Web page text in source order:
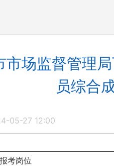
场监督管理
员综合
05-27 12:00
报考岗位